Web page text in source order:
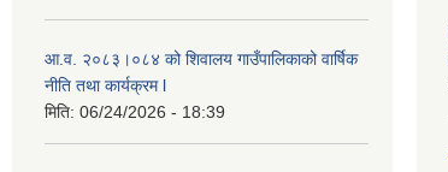
आ.व. २०८३।०८४ को शिवालय गाउँपालिकाको वार्षिक
नीति तथा कार्यक्रम l
मिति: 06/24/2026 - 18:39